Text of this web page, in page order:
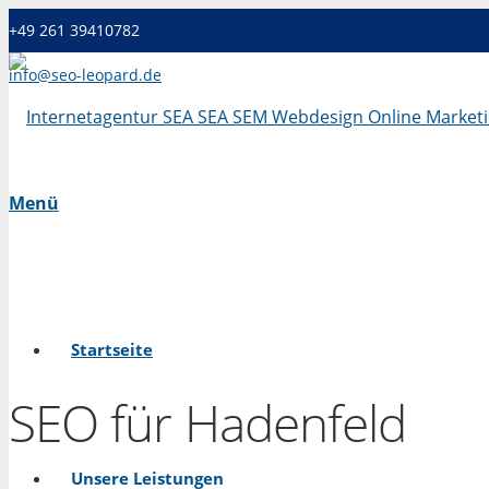
+49 261 39410782
info@seo-leopard.de
Mo - Fr 09.00 Uhr - 18.00 Uhr
Menü
Startseite
Unsere Leistungen
SEO für Hadenfeld